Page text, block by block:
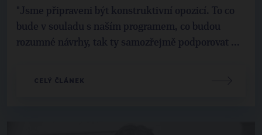
"Jsme připraveni být konstruktivní opozicí. To co
bude v souladu s naším programem, co budou
rozumné návrhy, tak ty samozřejmě podporovat ...
CELÝ ČLÁNEK